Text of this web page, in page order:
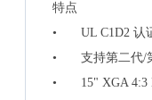
特点
•
UL C1D2 认
•
支持第二代/
•
15" XGA